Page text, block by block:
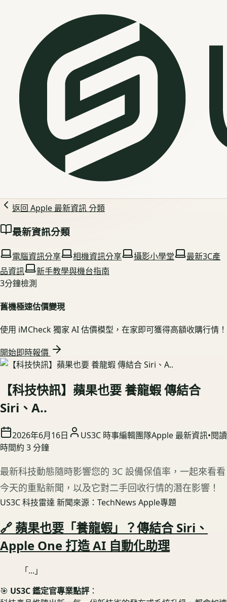
返回 Apple 最新資訊分類
最新資訊分類
電腦資訊分享 相機資訊分享 攝影小學堂
最新3C產
品資訊
新手教學與機台指南
3分鐘檢測
舊機極速估價變現
使用 iMCheck 獨家 AI 估價模型，在家即可獲得高額收購行情！
開始即時報價
【科技快訊】蘋果也要 養龍蝦 傳結合
Siri、A..
2026年6月16日 US3C 時事編輯團隊Apple 最新資訊•閱讀
時間約 3分鐘
最新科技動態隨時影響您的 3C 設備保值率，一起來看看
今天的重點新聞，以及它對二手回收行情的潛在影響！
US3C 科技雷達 新聞來源：TechNews Apple專題
🔗 蘋果也要「養龍蝦」？傳結合 Siri、
Apple One 打造 AI 自動化助理
「...」
🎯 US3C 鑑定官專業點評 ：